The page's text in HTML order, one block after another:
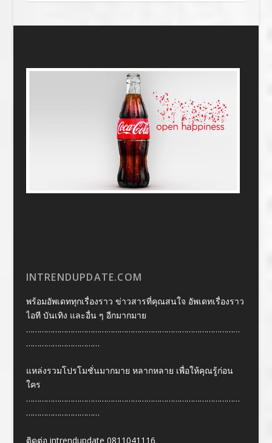
INTRENDUPDATE.COM
พร้อมอัพเดททุกเรื่องราว ข่าวสารที่คุณสนใจ อัพเดทเรื่องราว
ไอที บันเทิง และอื่น ๆ อีกมากมาย
……………………………………………………………………………………
……………………………
แหล่งรวมโปรโมชั่นมากมาย หลากหลาย เพื่อให้คุณรู้ก่อน
ใคร
……………………………………………………………………………………
……………………………
ติดต่อ intrendupdate 0811041116